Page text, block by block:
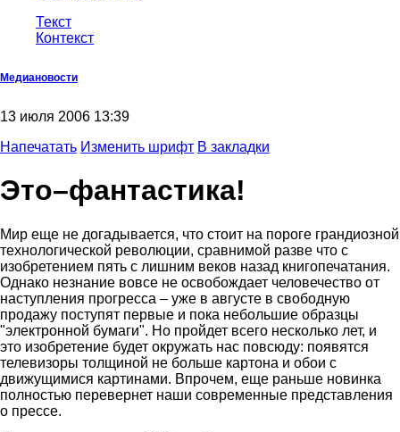
Текст
Контекст
Медиановости
13 июля 2006 13:39
Напечатать Изменить шрифт В закладки
Это–фантастика!
Мир еще не догадывается, что стоит на пороге грандиозной
технологической революции, сравнимой разве что с
изобретением пять с лишним веков назад книгопечатания.
Однако незнание вовсе не освобождает человечество от
наступления прогресса – уже в августе в свободную
продажу поступят первые и пока небольшие образцы
"электронной бумаги". Но пройдет всего несколько лет, и
это изобретение будет окружать нас повсюду: появятся
телевизоры толщиной не больше картона и обои с
движущимися картинами. Впрочем, еще раньше новинка
полностью перевернет наши современные представления
о прессе.